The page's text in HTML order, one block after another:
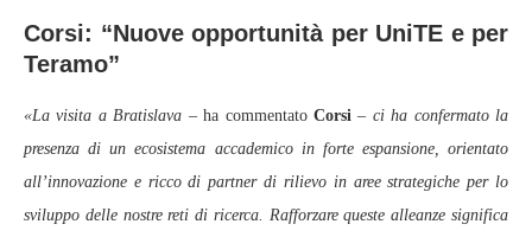
Corsi: “Nuove opportunità per UniTE e per
Teramo”
«La visita a Bratislava – ha commentato Corsi – ci ha confermato la
presenza di un ecosistema accademico in forte espansione, orientato
all’innovazione e ricco di partner di rilievo in aree strategiche per lo
sviluppo delle nostre reti di ricerca. Rafforzare queste alleanze significa